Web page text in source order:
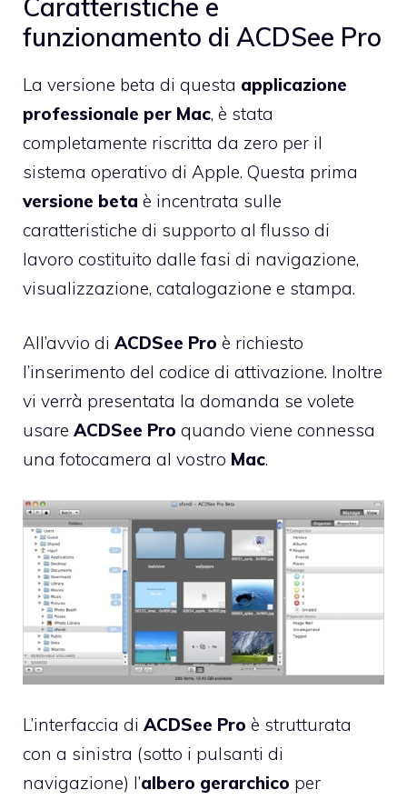
Caratteristiche e
funzionamento di ACDSee Pro
La versione beta di questa applicazione
professionale per Mac, è stata
completamente riscritta da zero per il
sistema operativo di Apple. Questa prima
versione beta è incentrata sulle
caratteristiche di supporto al flusso di
lavoro costituito dalle fasi di navigazione,
visualizzazione, catalogazione e stampa.
All’avvio di ACDSee Pro è richiesto
l’inserimento del codice di attivazione. Inoltre
vi verrà presentata la domanda se volete
usare ACDSee Pro quando viene connessa
una fotocamera al vostro Mac.
L’interfaccia di ACDSee Pro è strutturata
con a sinistra (sotto i pulsanti di
navigazione) l’albero gerarchico per